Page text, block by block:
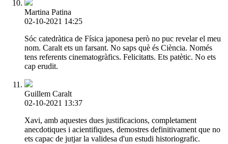
Martina Patina
02-10-2021 14:25
Sóc catedràtica de Física japonesa però no puc revelar el meu
nom. Caralt ets un farsant. No saps què és Ciència. Només
tens referents cinematogràfics. Felicitatts. Ets patètic. No ets
cap erudit.
Guillem Caralt
02-10-2021 13:37
Xavi, amb aquestes dues justificacions, completament
anecdotiques i acientifiques, demostres definitivament que no
ets capac de jutjar la validesa d'un estudi historiografic.